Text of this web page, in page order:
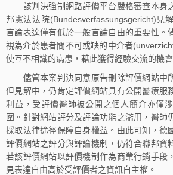
該判決強制網路評價平台嚴格審查本身
邦憲法法院(Bundesverfassungsgericht)見
言論表達僅有低於一般言論自由的重要性。
視為介於患者間不可或缺的中介者
使互不相識的病患，藉此獲得經驗交流的機會
儘管本案判決同意原告刪除評價網站中
但見解中，仍肯定評價網站具有公開醫療服
利益，受評價醫師被公開之個人簡介亦僅
圍。針對網站評分及評論功能之濫用，醫師
採取法律途徑保障自身權益。由此可知，德
評價網站之評分與評論機制，仍符合聯邦資
若該評價網站以評價機制作為商業行銷手段
見表達自由高於受評價者之資訊自主權。